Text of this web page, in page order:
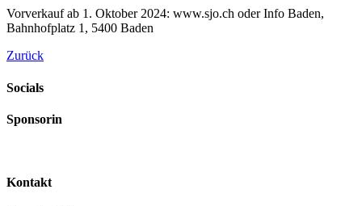
Vorverkauf ab 1. Oktober 2024: www.sjo.ch oder Info Baden,
Bahnhofplatz 1, 5400 Baden
Zurück
Socials
Sponsorin
Kontakt